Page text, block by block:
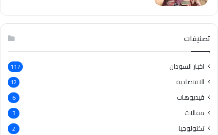
تصنيفات
اخبار السودان 117
الاقتصادية 12
فيديوهات 6
مقالات 3
تكنولوجيا 2